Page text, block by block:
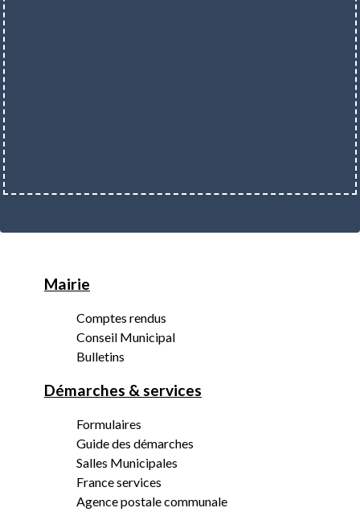
Mairie
Comptes rendus
Conseil Municipal
Bulletins
Démarches & services
Formulaires
Guide des démarches
Salles Municipales
France services
Agence postale communale